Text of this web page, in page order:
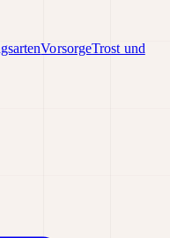
VorsorgeTrost und